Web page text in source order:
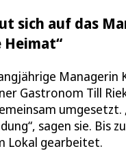
sich auf das
Heimat“
Managerin
Gastronom Till
umgesetzt.
sagen sie. Bis
Lokal gearbeitet.